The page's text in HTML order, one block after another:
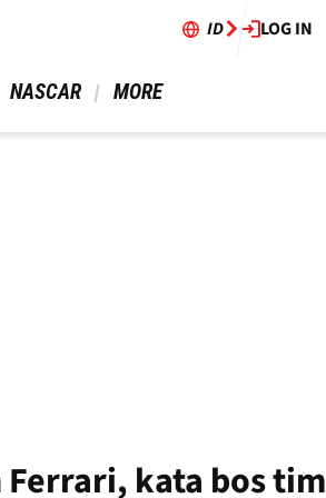
ID LOG IN
NASCAR MORE
kata bos tim